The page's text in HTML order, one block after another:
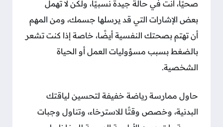
صحيًا، أنت في حالة جيدة نسبيًا، ولكن لا تهمل
بعض الإشارات التي قد يرسلها جسمك، ومن المهم
أن تهتم بصحتك النفسية أيضًا، خاصة إذا كنت تشعر
بالضغط بسبب مسؤوليات العمل أو الحياة
الشخصية.
حاول ممارسة رياضة خفيفة لتحسين لياقتك
البدنية، وخصص وقتًا للاسترخاء، وتناول وجبات